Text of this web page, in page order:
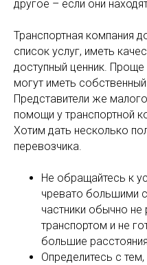
другое – если они
Транспортная компания
список услуг, иметь
доступный ценник.
могут иметь
Представители же
помощи у транспортной
Хотим дать несколько
перевозчика.
Не обращайтесь к
чревато большими
частники обычно
транспортом и не
большие
Определитесь с